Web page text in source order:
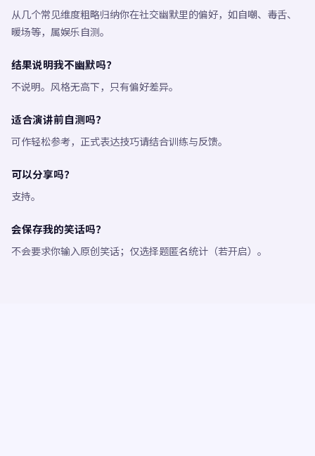
从几个常见维度粗略归纳你在社交幽默里的偏好，如自嘲、毒舌、
暖场等，属娱乐自测。
结果说明我不幽默吗？
不说明。风格无高下，只有偏好差异。
适合演讲前自测吗？
可作轻松参考，正式表达技巧请结合训练与反馈。
可以分享吗？
支持。
会保存我的笑话吗？
不会要求你输入原创笑话；仅选择题匿名统计（若开启）。